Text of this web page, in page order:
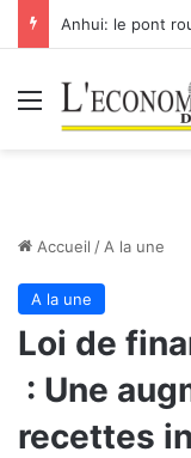
Menu
Accueil / A la une
A la une
Loi de
: Une
recettes